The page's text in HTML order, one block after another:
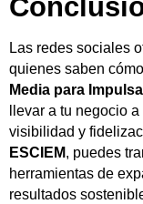
Las redes sociales
quienes saben
Media para
llevar a tu negocio
visibilidad y
ESCIEM, puedes
herramientas de
resultados